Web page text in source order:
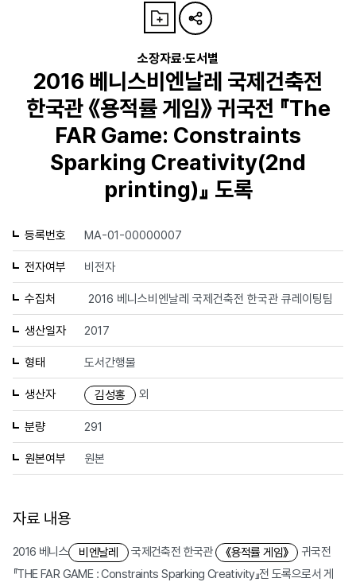
소장자료·도서별
2016 베니스비엔날레 국제건축전
한국관 《용적률 게임》 귀국전 『The
FAR Game: Constraints
Sparking Creativity(2nd
printing)』 도록
등록번호 MA-01-00000007
전자여부 비전자
수집처 2016 베니스비엔날레 국제건축전 한국관 큐레이팅팀
생산일자 2017
형태 도서간행물
생산자 김성홍 외
분량 291
원본여부 원본
자료 내용
2016 베니스 비엔날레 국제건축전 한국관 《용적률 게임》
귀국전
『THE FAR GAME : Constraints Sparking Creativity』전 도록으로서 게